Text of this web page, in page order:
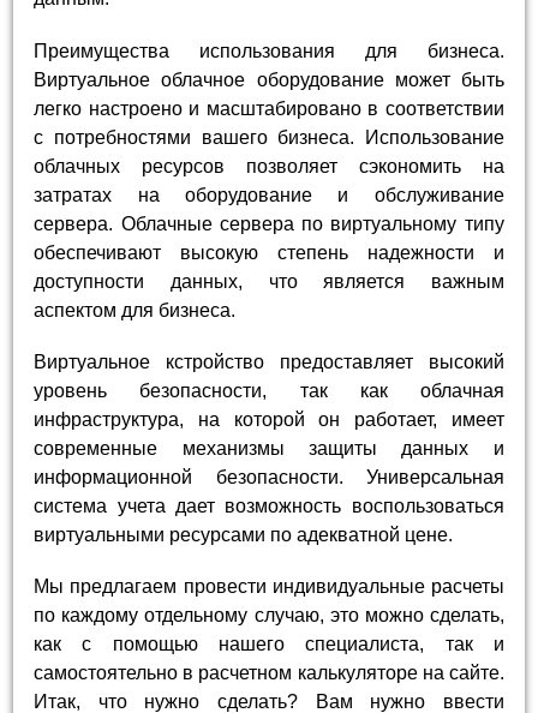
Преимущества использования для бизнеса.
Виртуальное облачное оборудование может быть
легко настроено и масштабировано в соответствии
с потребностями вашего бизнеса. Использование
облачных ресурсов позволяет сэкономить на
затратах на оборудование и обслуживание
сервера. Облачные сервера по виртуальному типу
обеспечивают высокую степень надежности и
доступности данных, что является важным
аспектом для бизнеса.
Виртуальное кстройство предоставляет высокий
уровень безопасности, так как облачная
инфраструктура, на которой он работает, имеет
современные механизмы защиты данных и
информационной безопасности. Универсальная
система учета дает возможность воспользоваться
виртуальными ресурсами по адекватной цене.
Мы предлагаем провести индивидуальные расчеты
по каждому отдельному случаю, это можно сделать,
как с помощью нашего специалиста, так и
самостоятельно в расчетном калькуляторе на сайте.
Итак, что нужно сделать? Вам нужно ввести